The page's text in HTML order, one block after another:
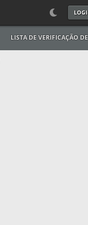
LISTA DE VERIFICAÇÃO